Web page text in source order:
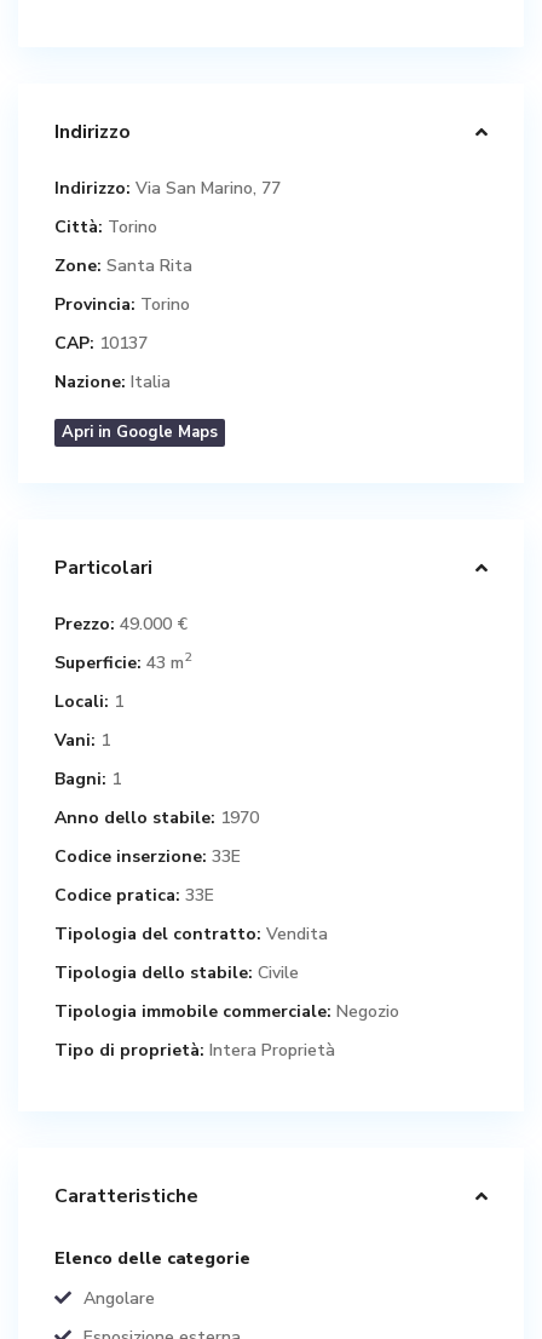
Indirizzo
Indirizzo: Via San Marino, 77
Città: Torino
Zone: Santa Rita
Provincia: Torino
CAP: 10137
Nazione: Italia
Apri in Google Maps
Particolari
Prezzo: 49.000 €
Superficie: 43 m2
Locali: 1
Vani: 1
Bagni: 1
Anno dello stabile: 1970
Codice inserzione: 33E
Codice pratica: 33E
Tipologia del contratto: Vendita
Tipologia dello stabile: Civile
Tipologia immobile commerciale: Negozio
Tipo di proprietà: Intera Proprietà
Caratteristiche
Elenco delle categorie
Angolare